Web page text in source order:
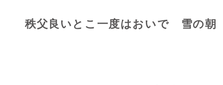
秩父良いとこ一度はおいで 雪の朝